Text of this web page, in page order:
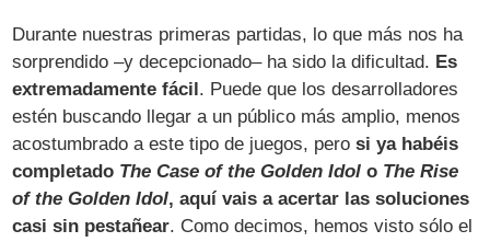
Durante nuestras primeras partidas, lo que más nos ha
sorprendido –y decepcionado– ha sido la dificultad. Es
extremadamente fácil . Puede que los desarrolladores
estén buscando llegar a un público más amplio, menos
acostumbrado a este tipo de juegos, perosi ya habéis
completado The Case of the Golden Idol o The Rise
of the Golden Idol, aquí vais a acertar las soluciones
casi sin pestañear. Como decimos, hemos visto sólo el